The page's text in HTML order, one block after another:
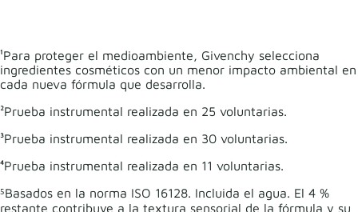
¹Para proteger el medioambiente, Givenchy selecciona
ingredientes cosméticos con un menor impacto ambiental en
cada nueva fórmula que desarrolla.
²Prueba instrumental realizada en 25 voluntarias.
³Prueba instrumental realizada en 30 voluntarias.
⁴Prueba instrumental realizada en 11 voluntarias.
⁵Basados en la norma ISO 16128. Incluida el agua. El 4 %
restante contribuye a la textura sensorial de la fórmula y su